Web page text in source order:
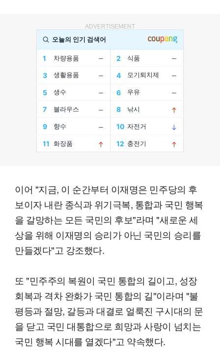
ADVERTISEMENT
이어 "지금, 이 순간부터 이재명은 민주당의 후
보이자 내란 종식과 위기극복, 통합과 국민 행복
을 갈망하는 모든 국민의 후보"라며 "새로운 세
상을 위해 이재명의 승리가 아닌 국민의 승리를
만들겠다"고 강조했다.
또 "민주주의 복원이 국민 통합의 길이고, 성장
회복과 격차 완화가 국민 통합의 길"이라며 "불
평등과 절망, 갈등과 대결로 얼룩진 구시대의 문
을 닫고 국민 대통합으로 희망과 사랑이 넘치는
국민 행복 시대를 열겠다"고 약속했다.